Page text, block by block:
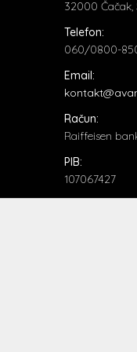
32000 Čačak,
Telefon:
060/0800-
Email:
Račun:
Raiffeisen
PIB:
107067427
Nastojimo